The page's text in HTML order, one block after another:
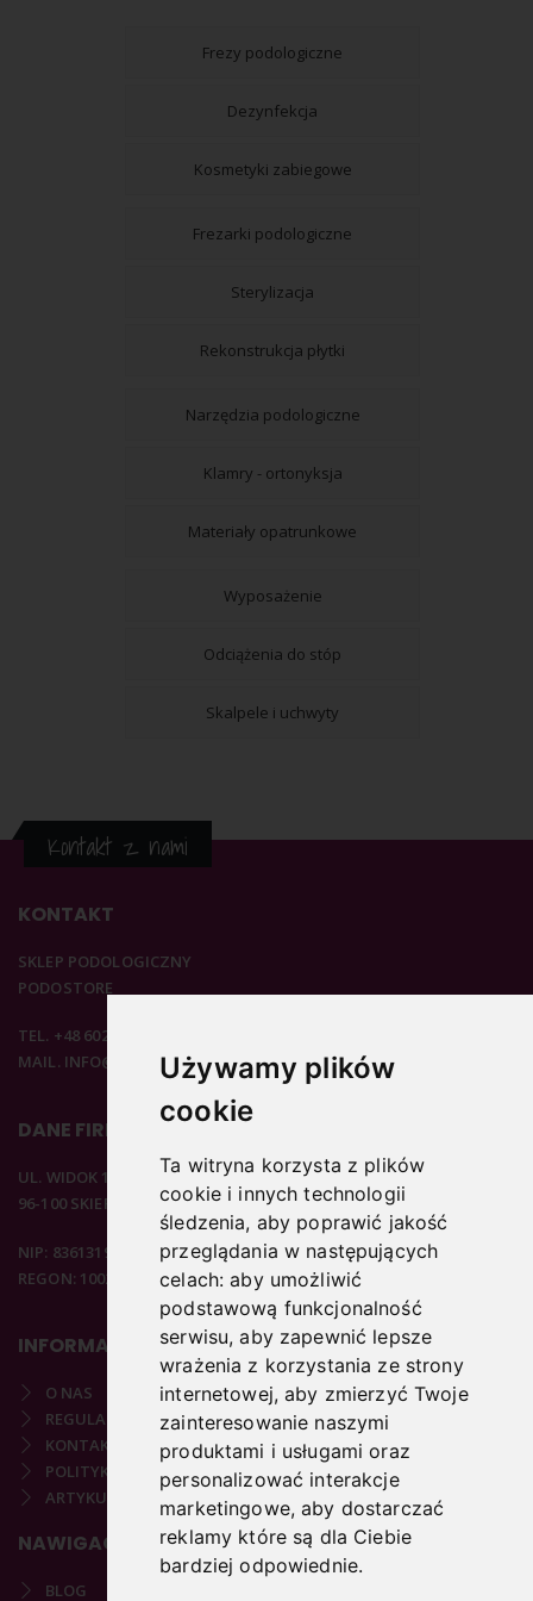
Używamy plików
cookie
Ta witryna korzysta z plików
cookie i innych technologii
śledzenia, aby poprawić jakość
przeglądania w następujących
celach:aby umożliwić
podstawową funkcjonalność
serwisu,aby zapewnić lepsze
wrażenia z korzystania ze strony
internetowej,aby zmierzyć Twoje
zainteresowanie naszymi
produktami i usługami oraz
personalizować interakcje
marketingowe,aby dostarczać
reklamy które są dla Ciebie
bardziej odpowiednie.
Frezy podologiczne
Dezynfekcja
Kosmetyki zabiegowe
Frezarki podologiczne
Sterylizacja
Rekonstrukcja płytki
Narzędzia podologiczne
Klamry - ortonyksja
Materiały opatrunkowe
Wyposażenie
Odciążenia do stóp
Skalpele i uchwyty
Kontakt z nami
KONTAKT
SKLEP PODOLOGICZNY
PODOSTORE
TEL. +48 602 537 894
MAIL. INFO@PODOSTORE.PL
DANE FIRMOWE
UL. WIDOK 15B
96-100 SKIERNIEWICE
NIP: 8361319313
REGON: 100297020
INFORMACJE
O NAS
REGULAMIN
KONTAKT
POLITYKA PRYWATNOŚCI
ARTYKUŁY PODOLOGICZNE
NAWIGACJA
BLOG